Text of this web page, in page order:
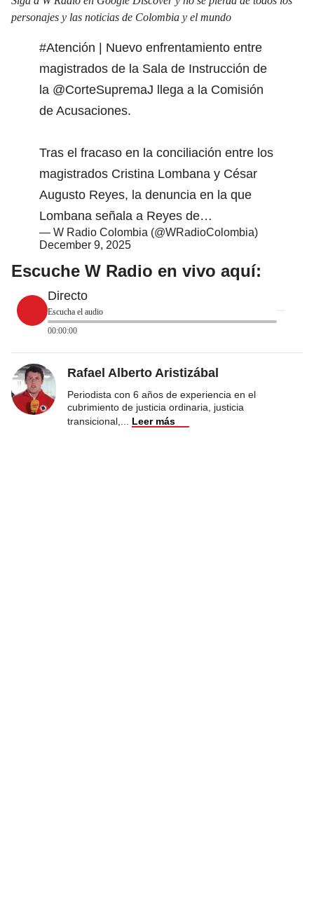
personajes y las noticias de Colombia y el mundo
#Atención | Nuevo enfrentamiento entre
magistrados de la Sala de Instrucción de
la @CorteSupremaJ llega a la Comisión
de Acusaciones.
Tras el fracaso en la conciliación entre los
magistrados Cristina Lombana y César
Augusto Reyes, la denuncia en la que
Lombana señala a Reyes de…
— W Radio Colombia (@WRadioColombia)
December 9, 2025
Escuche W Radio en vivo aquí:
Directo
Escucha el audio
00:00:00
Rafael Alberto Aristizábal
Periodista con 6 años de experiencia en el
cubrimiento de justicia ordinaria, justicia
transicional,
Leer más